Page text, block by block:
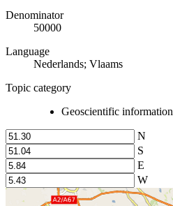
Denominator
50000
Language
Nederlands; Vlaams
Topic category
Geoscientific information
N
S
E
W